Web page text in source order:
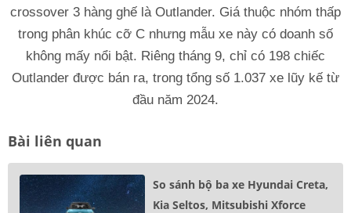
crossover 3 hàng ghế là Outlander. Giá thuộc nhóm thấp
trong phân khúc cỡ C nhưng mẫu xe này có doanh số
không mấy nổi bật. Riêng tháng 9, chỉ có 198 chiếc
Outlander được bán ra, trong tổng số 1.037 xe lũy kế từ
đầu năm 2024.
Bài liên quan
So sánh bộ ba xe Hyundai Creta,
Kia Seltos, Mitsubishi Xforce